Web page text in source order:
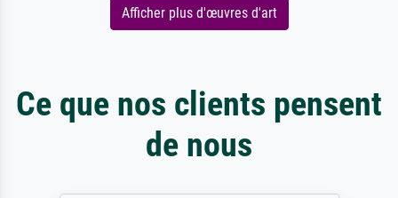
Afficher plus d'œuvres d'art
Ce que nos clients pensent
de nous